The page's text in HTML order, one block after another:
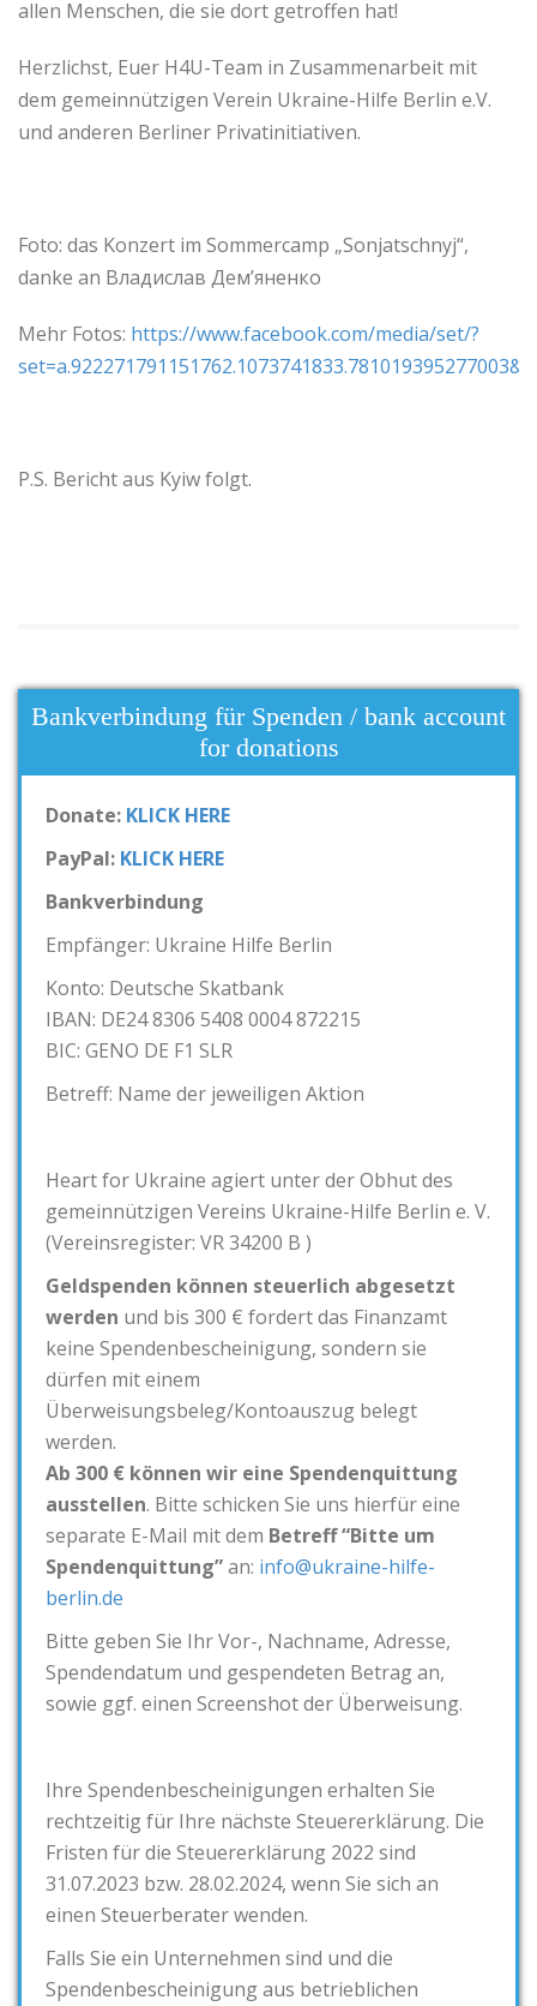
allen Menschen, die sie dort getroffen hat!
Herzlichst, Euer H4U-Team in Zusammenarbeit mit
dem gemeinnützigen Verein Ukraine-Hilfe Berlin e.V.
und anderen Berliner Privatinitiativen.
Foto: das Konzert im Sommercamp „Sonjatschnyj“,
danke an Владислав Дем’яненко
Mehr Fotos: https://www.facebook.com/media/set/?
P.S. Bericht aus Kyiw folgt.
Bankverbindung für Spenden / bank account
for donations
Donate: KLICK HERE
PayPal: KLICK HERE
Bankverbindung
Empfänger: Ukraine Hilfe Berlin
Konto: Deutsche Skatbank
IBAN: DE24 8306 5408 0004 872215
BIC: GENO DE F1 SLR
Betreff: Name der jeweiligen Aktion
Heart for Ukraine agiert unter der Obhut des
gemeinnützigen Vereins Ukraine-Hilfe Berlin e. V.
(Vereinsregister: VR 34200 B )
Geldspenden können steuerlich abgesetzt
werden und bis 300 € fordert das Finanzamt
keine Spendenbescheinigung, sondern sie
dürfen mit einem
Überweisungsbeleg/Kontoauszug belegt
werden.
Ab 300 € können wir eine Spendenquittung
ausstellen. Bitte schicken Sie uns hierfür eine
separate E-Mail mit dem Betreff “Bitte um
Spendenquittung”an: info@ukraine-hilfe-
berlin.de
Bitte geben Sie Ihr Vor-, Nachname, Adresse,
Spendendatum und gespendeten Betrag an,
sowie ggf. einen Screenshot der Überweisung.
Ihre Spendenbescheinigungen erhalten Sie
rechtzeitig für Ihre nächste Steuererklärung. Die
Fristen für die Steuererklärung 2022 sind
31.07.2023 bzw. 28.02.2024, wenn Sie sich an
einen Steuerberater wenden.
Falls Sie ein Unternehmen sind und die
Spendenbescheinigung aus betrieblichen